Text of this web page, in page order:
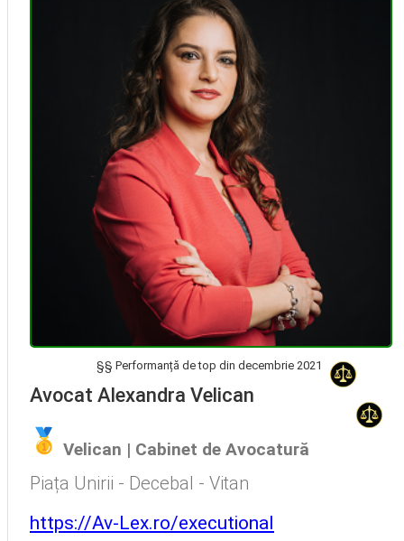
§§ Performanță de top din decembrie 2021
Avocat Alexandra Velican
Velican | Cabinet de Avocatură
Piața Unirii - Decebal - Vitan
https://Av-Lex.ro/executional